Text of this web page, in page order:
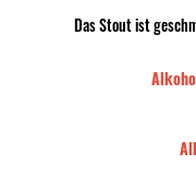
Das Stout ist